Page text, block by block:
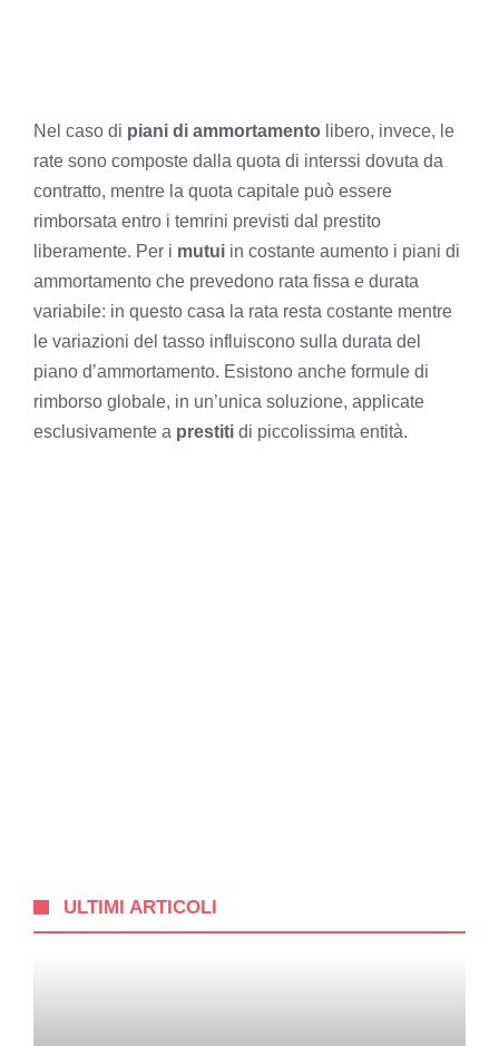
Nel caso di piani di ammortamento libero, invece, le
rate sono composte dalla quota di interssi dovuta da
contratto, mentre la quota capitale può essere
rimborsata entro i temrini previsti dal prestito
liberamente. Per i mutui in costante aumento i piani di
ammortamento che prevedono rata fissa e durata
variabile: in questo casa la rata resta costante mentre
le variazioni del tasso influiscono sulla durata del
piano d’ammortamento. Esistono anche formule di
rimborso globale, in un’unica soluzione, applicate
esclusivamente a prestiti di piccolissima entità.
ULTIMI ARTICOLI